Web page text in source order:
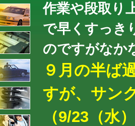
作業や段取り
で早くすっき
のですがなか
９月の半ば
すが、サン
（9/23（水